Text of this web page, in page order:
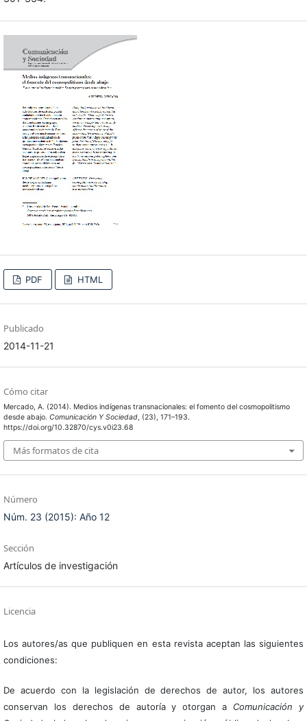
PDF HTML
Publicado
2014-11-21
Cómo citar
Mercado, A. (2014). Medios indígenas transnacionales: el fomento del cosmopolitismo
desde abajo. Comunicación Y Sociedad, (23), 171–193.
https://doi.org/10.32870/cys.v0i23.68
Más formatos de cita
Número
Núm. 23 (2015): Año 12
Sección
Artículos de investigación
Licencia
Los autores/as que publiquen en esta revista aceptan las siguientes
condiciones:
De acuerdo con la legislación de derechos de autor, los autores
conservan los derechos de autoría y otorgan a Comunicación y